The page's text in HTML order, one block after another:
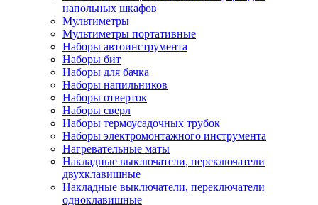
напольных шкафов
Мультиметры
Мультиметры портативные
Наборы автоинструмента
Наборы бит
Наборы для бачка
Наборы напильников
Наборы отверток
Наборы сверл
Наборы термоусадочных трубок
Наборы электромонтажного инструмента
Нагревательные маты
Накладные выключатели, переключатели
двухклавишные
Накладные выключатели, переключатели
одноклавишные